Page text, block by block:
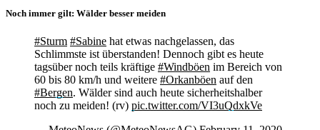
Noch immer gilt: Wälder besser meiden
#Sturm #Sabine hat etwas nachgelassen, das
Schlimmste ist überstanden! Dennoch gibt es heute
tagsüber noch teils kräftige #Windböen im Bereich von
60 bis 80 km/h und weitere #Orkanböen auf den
#Bergen. Wälder sind auch heute sicherheitshalber
noch zu meiden! (rv) pic.twitter.com/VI3uQdxkVe